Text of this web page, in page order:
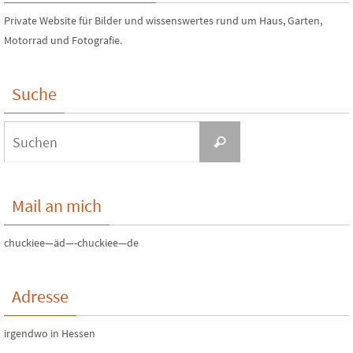
Private Website für Bilder und wissenswertes rund um Haus, Garten,
Motorrad und Fotografie.
Suche
Suchen
Mail an mich
chuckiee—äd—-chuckiee—de
Adresse
irgendwo in Hessen